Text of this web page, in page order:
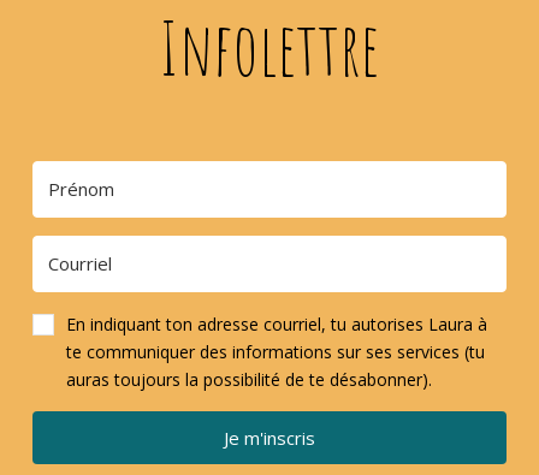
Infolettre
En indiquant ton adresse courriel, tu autorises Laura à
te communiquer des informations sur ses services (tu
auras toujours la possibilité de te désabonner).
Je m'inscris